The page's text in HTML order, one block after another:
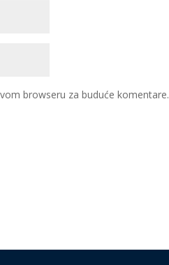
browseru za buduće komentare.